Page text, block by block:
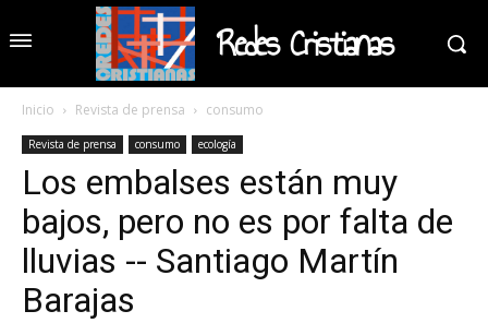
Redes Cristianas
Inicio Revista de prensa consumo
Revista de prensa consumo ecología
Los embalses están muy
bajos, pero no es por falta de
lluvias -- Santiago Martín
Barajas